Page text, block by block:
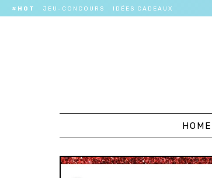
#HOT JEU-CONCOURS IDÉES CADEAUX
HOME